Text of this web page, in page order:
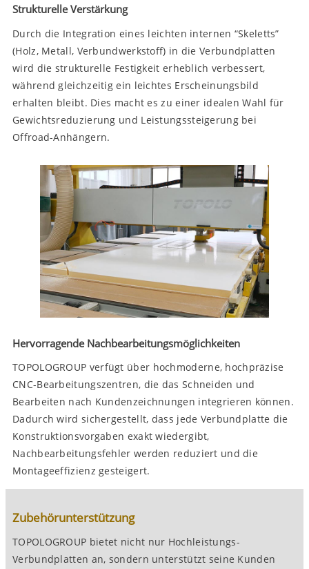
Strukturelle Verstärkung
Durch die Integration eines leichten internen “Skeletts”
(Holz, Metall, Verbundwerkstoff) in die Verbundplatten
wird die strukturelle Festigkeit erheblich verbessert,
während gleichzeitig ein leichtes Erscheinungsbild
erhalten bleibt. Dies macht es zu einer idealen Wahl für
Gewichtsreduzierung und Leistungssteigerung bei
Offroad-Anhängern.
Hervorragende Nachbearbeitungsmöglichkeiten
TOPOLOGROUP verfügt über hochmoderne, hochpräzise
CNC-Bearbeitungszentren, die das Schneiden und
Bearbeiten nach Kundenzeichnungen integrieren können.
Dadurch wird sichergestellt, dass jede Verbundplatte die
Konstruktionsvorgaben exakt wiedergibt,
Nachbearbeitungsfehler werden reduziert und die
Montageeffizienz gesteigert.
Zubehörunterstützung
TOPOLOGROUP bietet nicht nur Hochleistungs-
Verbundplatten an, sondern unterstützt seine Kunden